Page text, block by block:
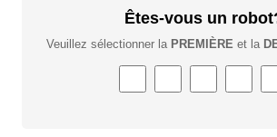
Êtes-vous un
Veuillez sélectionner la PREMIÈRE et la